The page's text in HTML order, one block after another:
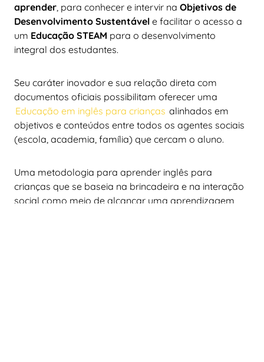
aprender, para conhecer e intervir na Objetivos de
Desenvolvimento Sustentável e facilitar o acesso a
um Educação STEAM para o desenvolvimento
integral dos estudantes.
Seu caráter inovador e sua relação direta com
documentos oficiais possibilitam oferecer uma
Educação em inglês para crianças alinhados em
objetivos e conteúdos entre todos os agentes sociais
(escola, academia, família) que cercam o aluno.
Uma metodologia para aprender inglês para
crianças que se baseia na brincadeira e na interação
social como meio de alcançar uma aprendizagem